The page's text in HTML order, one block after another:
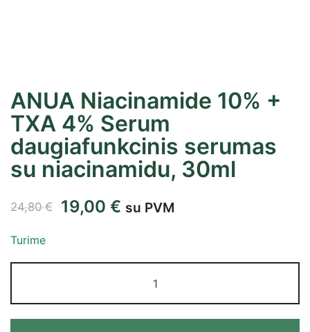
ANUA Niacinamide 10% +
TXA 4% Serum
daugiafunkcinis serumas
su niacinamidu, 30ml
24,80€ 19,00 € su PVM
Turime